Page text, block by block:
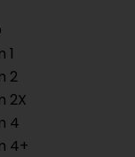
1
2
2X
4
4+